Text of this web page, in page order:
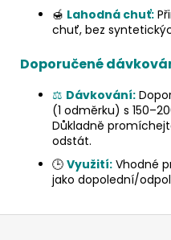
🍯 Lahodná chuť:
chuť, bez
Doporučené
⚖️ Dávkování:
(1 odměrku) s
Důkladně
odstát.
🕒 Využití: Vhodné
jako dopolední/
Z